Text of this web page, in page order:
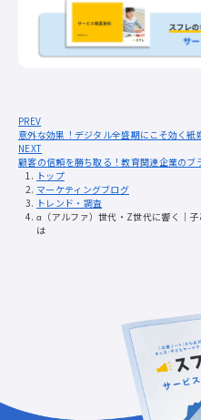
PREV
意外な効果！デジタル全盛期にこそ効く紙
NEXT
顧客の信頼を勝ち取る！教育関連企業のブ
トップ
マーケティングブログ
トレンド・調査
α（アルファ）世代・Z世代に響く｜
は